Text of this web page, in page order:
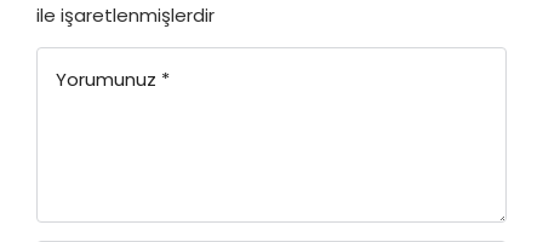
ile işaretlenmişlerdir
Yorumunuz *